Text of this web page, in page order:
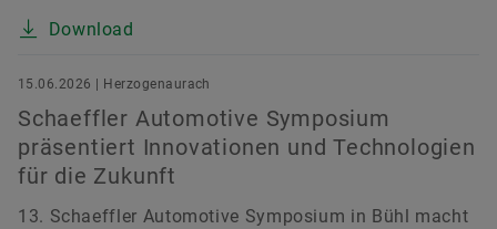
Download
15.06.2026 | Herzogenaurach
Schaeffler Automotive Symposium
präsentiert Innovationen und Technologien
für die Zukunft
13. Schaeffler Automotive Symposium in Bühl macht